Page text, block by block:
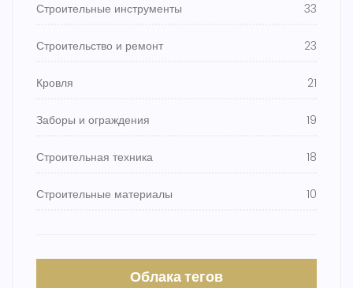
Строительные инструменты 33
Строительство и ремонт 23
Кровля 21
Заборы и ограждения 19
Строительная техника 18
Строительные материалы 10
Облака тегов